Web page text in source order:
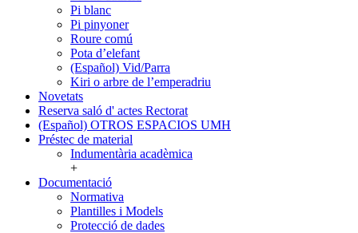
Pi blanc
Pi pinyoner
Roure comú
Pota d’elefant
(Español) Vid/Parra
Kiri o arbre de l’emperadriu
Novetats
Reserva saló d' actes Rectorat
(Español) OTROS ESPACIOS UMH
Préstec de material
Préstec
material
Indumentària acadèmica
+
Documentació
Documentació
Normativa
Plantilles i Models
Protecció de dades